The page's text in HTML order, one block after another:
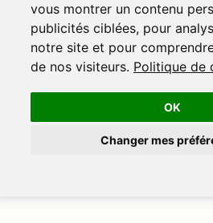
vous montrer un contenu
publicités ciblées, pour
notre site et pour
de nos visiteurs. Politique de
OK
Changer mes